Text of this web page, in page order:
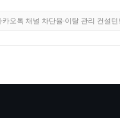
카오톡 채널 차단율·이탈 관리 컨설턴